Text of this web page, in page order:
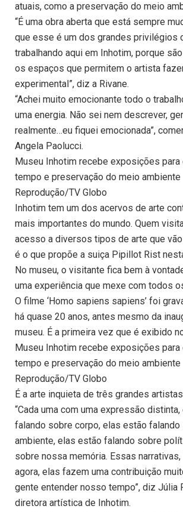
atuais, como a preservação do meio
“É uma obra aberta que está sempre
que esse é um dos grandes privilégios
trabalhando aqui em Inhotim, porque
os espaços que permitem o artista
experimental”, diz a Rivane.
“Achei muito emocionante todo o
uma energia. Não sei nem descrever,
realmente…eu fiquei emocionada”,
Angela Paolucci.
Museu Inhotim recebe exposições para
tempo e preservação do meio ambiente
Reprodução/TV Globo
Inhotim tem um dos acervos de arte
mais importantes do mundo. Quem
acesso a diversos tipos de arte que
é o que propõe a suiça Pipillot Rist
No museu, o visitante fica bem à
uma experiência que mexe com todos
O filme ‘Homo sapiens sapiens’ foi
há quase 20 anos, antes mesmo da
museu. É a primeira vez que é exibido
Museu Inhotim recebe exposições para
tempo e preservação do meio ambiente
Reprodução/TV Globo
É a arte inquieta de três grandes
“Cada uma com uma expressão
falando sobre corpo, elas estão falando
ambiente, elas estão falando sobre
sobre nossa memória. Essas
agora, elas fazem uma contribuição
gente entender nosso tempo”, diz Júlia
diretora artística de Inhotim.